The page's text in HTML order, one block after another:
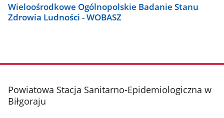
Wieloośrodkowe Ogólnopolskie Badanie Stanu
Zdrowia Ludności - WOBASZ
stopka
Powiatowa Stacja Sanitarno-Epidemiologiczna w
Biłgoraju